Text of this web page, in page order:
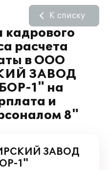
кадрового
расчета
в ООО
ЗАВОД
1" на
и
8"
К списку
ЗАВОД
1"